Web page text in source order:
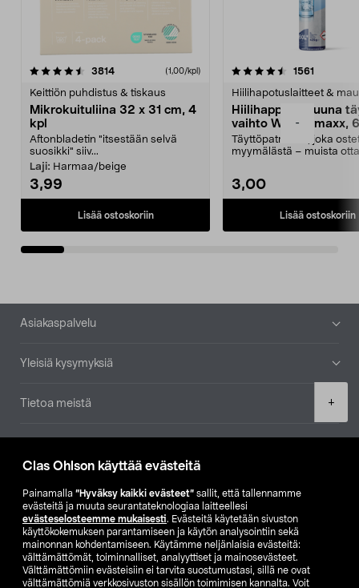
Clas Ohlson käyttää evästeitä
Painamalla ”Hyväksy kaikki evästeet” sallit, että tallennamme
evästeitä ja muuta seurantateknologiaa laitteellesi
evästeselosteemme mukaisesti. Evästeitä käytetään sivuston
käyttökokemuksen parantamiseen ja käytön analysointiin sekä
mainonnan kohdentamiseen. Käytämme neljänlaisia evästeitä:
välttämättömät, toiminnalliset, analyyttiset ja mainosevästeet.
Välttämättömiin evästeisiin ei tarvita suostumustasi, sillä ne ovat
välttämättömiä verkkosivuston sisällön toimimisen kannalta. Voit
-
+
3814arvostelut (1,00/kpl)
Keittiön puhdistus & tiskaus
Mikrokuituliina 32 x 31 cm, 4
kpl
Aftonbladetin "itsestään selvä
suosikki" siiv...
Laji: Harmaa/beige
3,99
Lisää ostoskoriin
4.5viidestä
1561
Hiilihapotuslaitteet &
Hiilihappopatruuna
vaihto Wassermaxx,
Täyttöpatruuna, joka
myymälästä – muista
3,00
Lisää ostoskoriin
4.5viidestä
Alatunniste
Asiakaspalvelu
Yleisiä kysymyksiä
Tietoa meistä
Etsi myymälä
SE NO FI